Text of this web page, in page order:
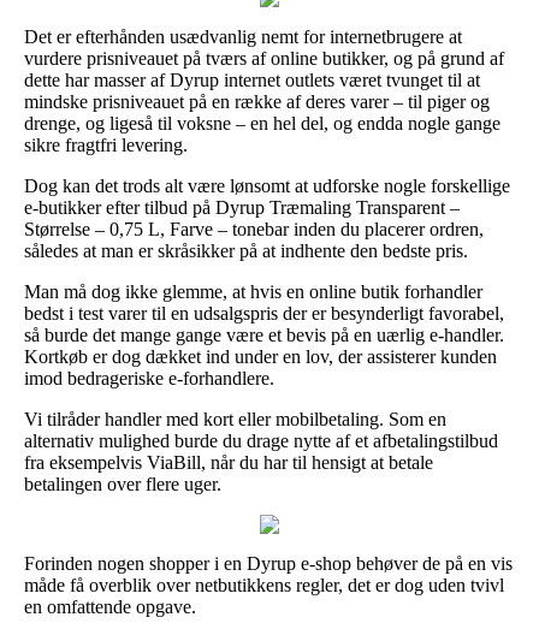
Det er efterhånden usædvanlig nemt for internetbrugere at
vurdere prisniveauet på tværs af online butikker, og på grund af
dette har masser af Dyrup internet outlets været tvunget til at
mindske prisniveauet på en række af deres varer – til piger og
drenge, og ligeså til voksne – en hel del, og endda nogle gange
sikre fragtfri levering.
Dog kan det trods alt være lønsomt at udforske nogle forskellige
e-butikker efter tilbud på Dyrup Træmaling Transparent –
Størrelse – 0,75 L, Farve – tonebar inden du placerer ordren,
således at man er skråsikker på at indhente den bedste pris.
Man må dog ikke glemme, at hvis en online butik forhandler
bedst i test varer til en udsalgspris der er besynderligt favorabel,
så burde det mange gange være et bevis på en uærlig e-handler.
Kortkøb er dog dækket ind under en lov, der assisterer kunden
imod bedrageriske e-forhandlere.
Vi tilråder handler med kort eller mobilbetaling. Som en
alternativ mulighed burde du drage nytte af et afbetalingstilbud
fra eksempelvis ViaBill, når du har til hensigt at betale
betalingen over flere uger.
Forinden nogen shopper i en Dyrup e-shop behøver de på en vis
måde få overblik over netbutikkens regler, det er dog uden tvivl
en omfattende opgave.